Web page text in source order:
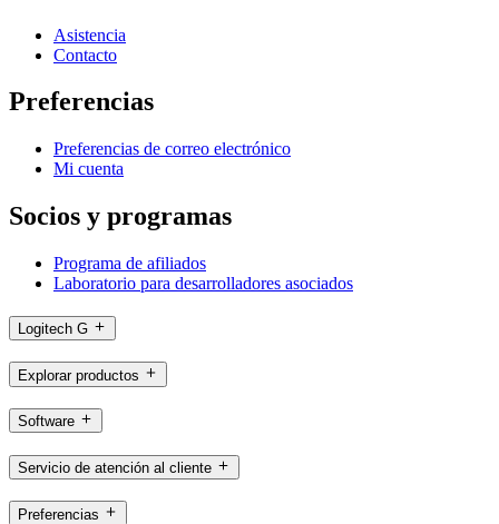
Asistencia
Contacto
Preferencias
Preferencias de correo electrónico
Mi cuenta
Socios y programas
Programa de afiliados
Laboratorio para desarrolladores asociados
Logitech G
Explorar productos
Software
Servicio de atención al cliente
Preferencias